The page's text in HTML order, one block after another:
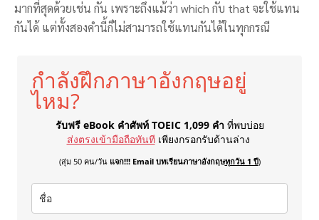
มากที่สุดด้วยเช่น กัน เพราะถึงแม้ว่า which กับ that จะใช้แทน
กันได้ แต่ทั้งสองคำนี้ก็ไม่สามารถใช้แทนกันได้ในทุกกรณี
กำลังฝึกภาษาอังกฤษอยู่
ไหม?
รับฟรี eBook คำศัพท์ TOEIC 1,099 คำ ที่พบบ่อย
ส่งตรงเข้ามือถือทันที เพียงกรอกรับด้านล่าง
(สุ่ม 50 คน/วัน แจก!!! Email บทเรียนภาษาอังกฤษทุกวัน 1 ปี)